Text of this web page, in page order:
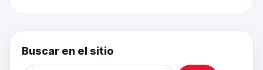
Buscar en el sitio